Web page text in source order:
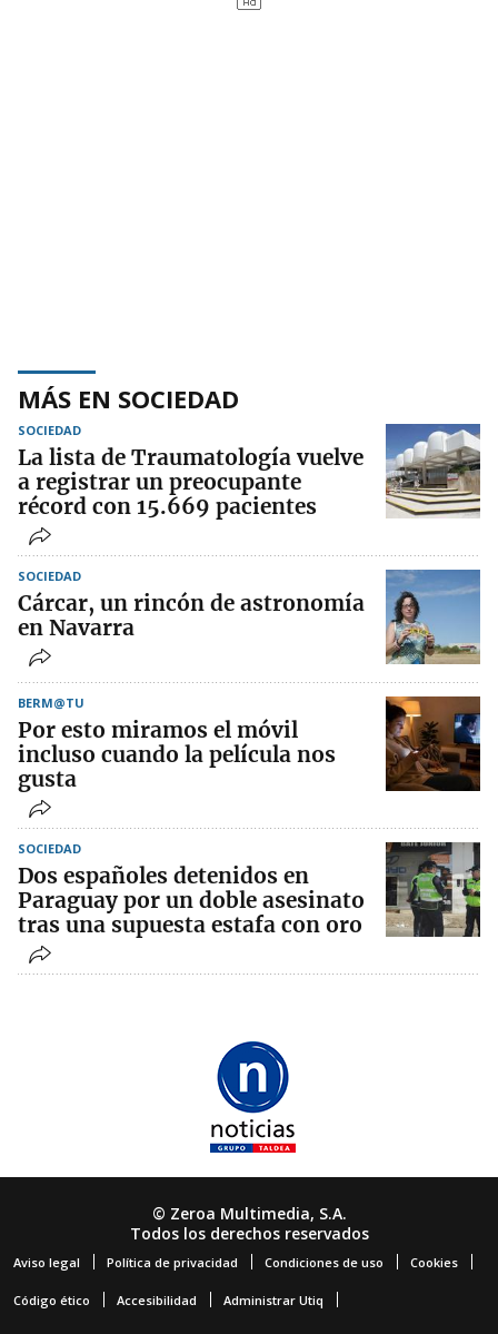
MÁS EN SOCIEDAD
SOCIEDAD
La lista de Traumatología vuelve
a registrar un preocupante
récord con 15.669 pacientes
SOCIEDAD
Cárcar, un rincón de astronomía
en Navarra
BERM@TU
Por esto miramos el móvil
incluso cuando la película nos
gusta
SOCIEDAD
Dos españoles detenidos en
Paraguay por un doble asesinato
tras una supuesta estafa con oro
© Zeroa Multimedia, S.A.
Todos los derechos reservados
Aviso legal Política de privacidad Condiciones de uso Cookies
Código ético Accesibilidad Administrar Utiq